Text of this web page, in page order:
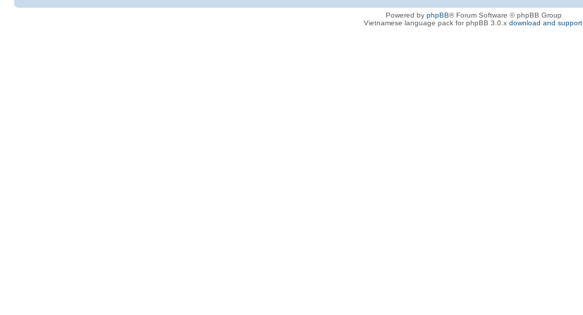
Powered by phpBB® Forum Software © phpBB Group
Vietnamese language pack for phpBB 3.0.x download and support.